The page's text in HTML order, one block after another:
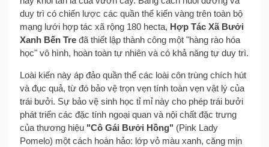
duy trì có chiến lược các quần thể kiến vàng trên toàn bộ
mạng lưới hợp tác xã rộng 180 hecta, Hợp Tác Xã Bưởi
Xanh Bến Tre đã thiết lập thành công một "hàng rào hóa
học" vô hình, hoàn toàn tự nhiên và có khả năng tự duy trì.
Loài kiến này áp đảo quần thể các loài côn trùng chích hút
và đục quả, từ đó bảo vệ trọn vẹn tính toàn vẹn vật lý của
trái bưởi. Sự bảo vệ sinh học tỉ mỉ này cho phép trái bưởi
phát triển các đặc tính ngoại quan và nội chất đặc trưng
của thương hiệu "Cô Gái Bưởi Hồng" (Pink Lady
Pomelo) một cách hoàn hảo: lớp vỏ màu xanh, căng mịn